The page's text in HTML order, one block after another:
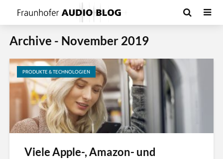
Archive - November 2019
PRODUKTE & TECHNOLOGIEN
Viele Apple-, Amazon- und